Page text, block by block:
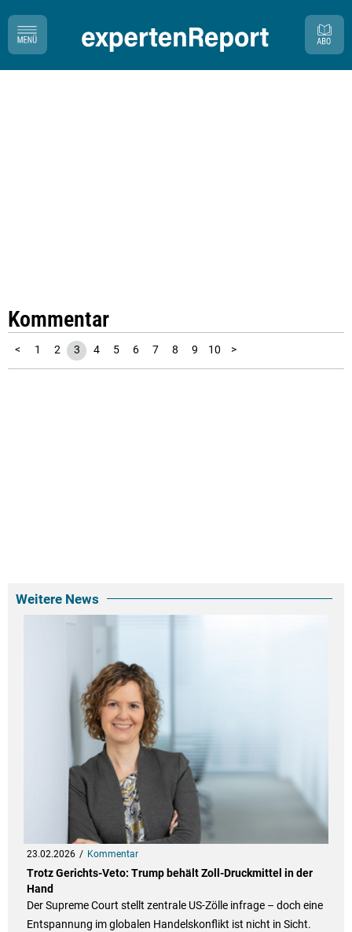
Kommentar
< 1 2 3 4 5 6 7 8 9 10 >
Weitere News
23.02.2026 Kommentar
Trotz Gerichts-Veto: Trump behält Zoll-Druckmittel in der
Hand
Der Supreme Court stellt zentrale US-Zölle infrage – doch eine
Entspannung im globalen Handelskonflikt ist nicht in Sicht.